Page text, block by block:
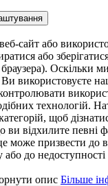
сайт або
або
Оскільки
використовуєте
технологій.
щоб
відхилите певні
це може призвести
або до
опис Більше